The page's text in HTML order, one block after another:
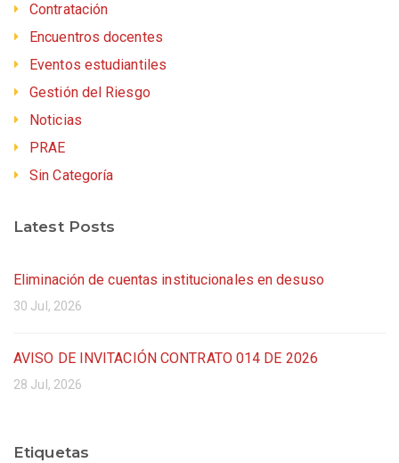
Contratación
Encuentros docentes
Eventos estudiantiles
Gestión del Riesgo
Noticias
PRAE
Sin Categoría
Latest Posts
Eliminación de cuentas institucionales en desuso
30 Jul, 2026
AVISO DE INVITACIÓN CONTRATO 014 DE 2026
28 Jul, 2026
Etiquetas